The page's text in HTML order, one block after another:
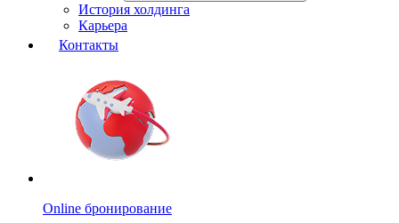
История холдинга
Карьера
Контакты
Online бронирование